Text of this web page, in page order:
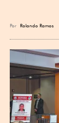
Por Rolando Ramos